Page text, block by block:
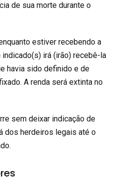
de sua morte durante o
estiver recebendo a
irá (irão) recebê-la
havia sido definido e de
A renda será extinta no
sem deixar indicação de
dos herdeiros legais até o